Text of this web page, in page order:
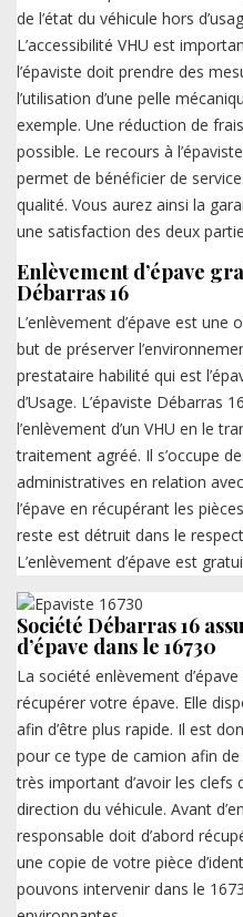
de l’état du véhicule hors
L’accessibilité VHU est
l’épaviste doit prendre des
l’utilisation d’une pelle
exemple. Une réduction de
possible. Le recours à
permet de bénéficier de
qualité. Vous aurez ainsi la
une satisfaction des deux
Enlèvement d’épave
Débarras 16
L’enlèvement d’épave est
but de préserver
prestataire habilité qui est
d’Usage. L’épaviste Débarras
l’enlèvement d’un VHU en le
traitement agréé. Il s’occupe
administratives en relation
l’épave en récupérant les
reste est détruit dans le
L’enlèvement d’épave est
Société Débarras 16
d’épave dans le 16730
La société enlèvement
récupérer votre épave. Elle
afin d’être plus rapide. Il est
pour ce type de camion afin
très important d’avoir les
direction du véhicule. Avant
responsable doit d’abord
une copie de votre pièce
pouvons intervenir dans le